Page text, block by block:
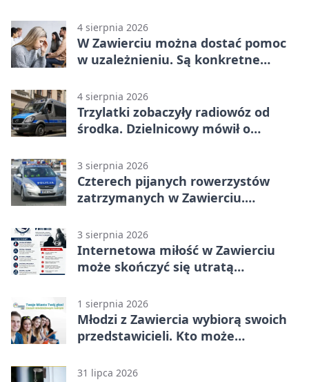
4 sierpnia 2026
W Zawierciu można dostać pomoc
w uzależnieniu. Są konkretne
4 sierpnia 2026
Trzylatki zobaczyły radiowóz od
środka. Dzielnicowy mówił o
3 sierpnia 2026
Czterech pijanych rowerzystów
zatrzymanych w Zawierciu.
3 sierpnia 2026
Internetowa miłość w Zawierciu
może skończyć się utratą
1 sierpnia 2026
Młodzi z Zawiercia wybiorą swoich
przedstawicieli. Kto może
31 lipca 2026